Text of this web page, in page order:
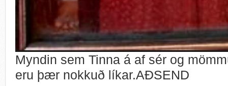
Myndin sem Tinna á af sér og
eru þær nokkuð líkar.AÐSEND